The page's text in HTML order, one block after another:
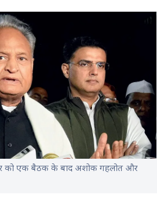
को एक बैठक के बाद अशोक गहलोत और